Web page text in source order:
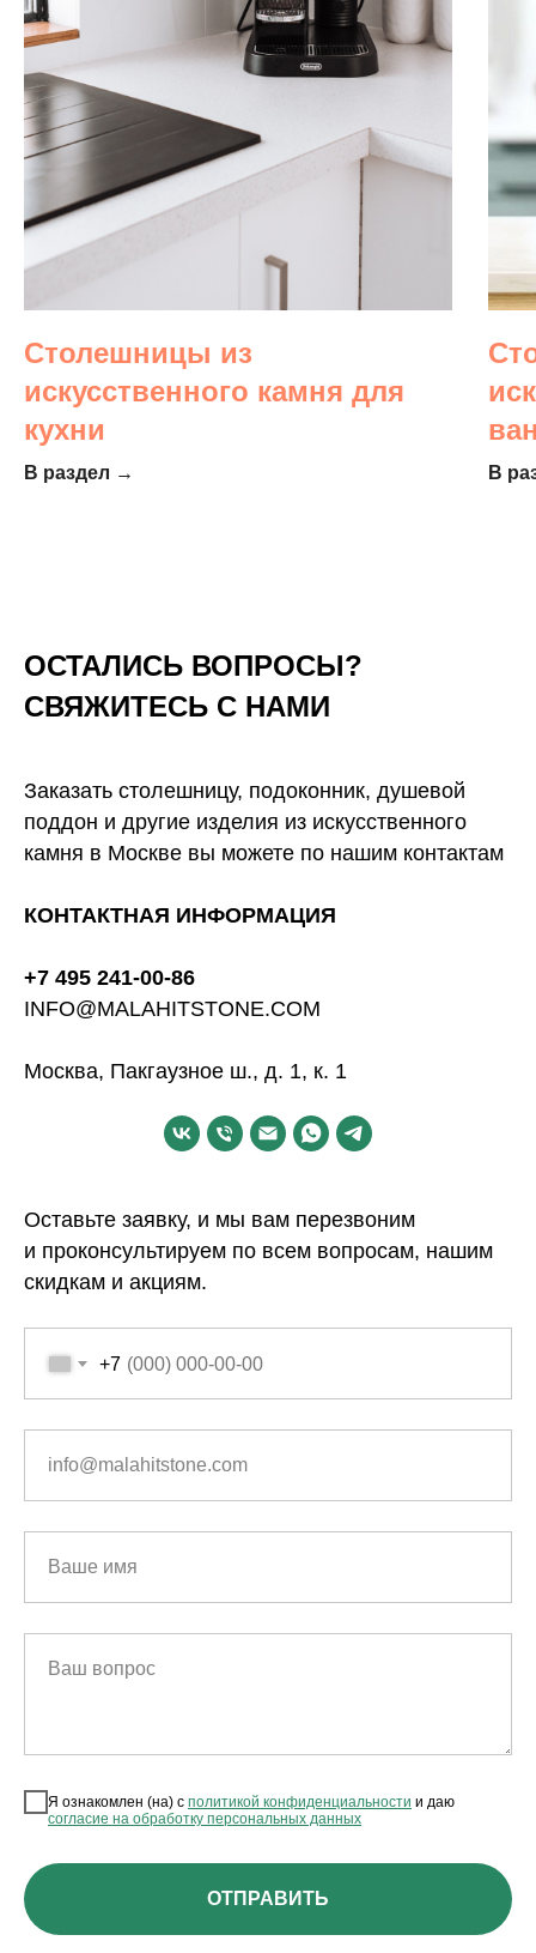
Столешницы из
искусственного камня для
кухни
В раздел → В
ОСТАЛИСЬ ВОПРОСЫ?
СВЯЖИТЕСЬ С НАМИ
Заказать столешницу, подоконник, душевой
поддон и другие изделия из искусственного
камня в Москве вы можете по нашим контактам
КОНТАКТНАЯ ИНФОРМАЦИЯ
+7 495 241-00-86
INFO@MALAHITSTONE.COM
Москва, Пакгаузное ш., д. 1, к. 1
Оставьте заявку, и мы вам перезвоним
и проконсультируем по всем вопросам, нашим
скидкам и акциям.
+7
info@malahitstone.com
Ваше имя
Ваш вопрос
Я ознакомлен (на) с политикой конфиденциальности и даю
согласие на обработку персональных данных
ОТПРАВИТЬ